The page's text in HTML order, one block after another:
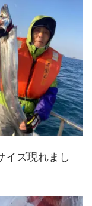
イズ現れまし